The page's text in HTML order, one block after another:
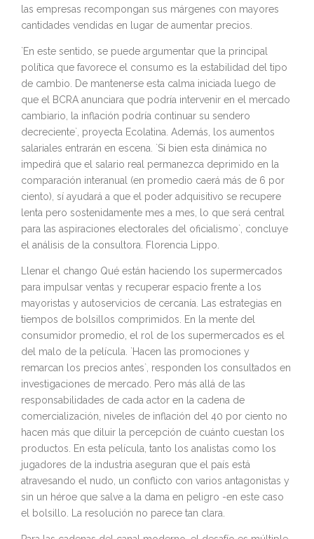
las empresas recompongan sus márgenes con mayores
cantidades vendidas en lugar de aumentar precios.
`En este sentido, se puede argumentar que la principal
política que favorece el consumo es la estabilidad del tipo
de cambio. De mantenerse esta calma iniciada luego de
que el BCRA anunciara que podría intervenir en el mercado
cambiario, la inflación podría continuar su sendero
decreciente`, proyecta Ecolatina. Además, los aumentos
salariales entrarán en escena. `Si bien esta dinámica no
impedirá que el salario real permanezca deprimido en la
comparación interanual (en promedio caerá más de 6 por
ciento), sí ayudará a que el poder adquisitivo se recupere
lenta pero sostenidamente mes a mes, lo que será central
para las aspiraciones electorales del oficialismo`, concluye
el análisis de la consultora. Florencia Lippo.
Llenar el chango Qué están haciendo los supermercados
para impulsar ventas y recuperar espacio frente a los
mayoristas y autoservicios de cercanía. Las estrategias en
tiempos de bolsillos comprimidos. En la mente del
consumidor promedio, el rol de los supermercados es el
del malo de la película. `Hacen las promociones y
remarcan los precios antes`, responden los consultados en
investigaciones de mercado. Pero más allá de las
responsabilidades de cada actor en la cadena de
comercialización, niveles de inflación del 40 por ciento no
hacen más que diluir la percepción de cuánto cuestan los
productos. En esta película, tanto los analistas como los
jugadores de la industria aseguran que el país está
atravesando el nudo, un conflicto con varios antagonistas y
sin un héroe que salve a la dama en peligro -en este caso
el bolsillo. La resolución no parece tan clara.